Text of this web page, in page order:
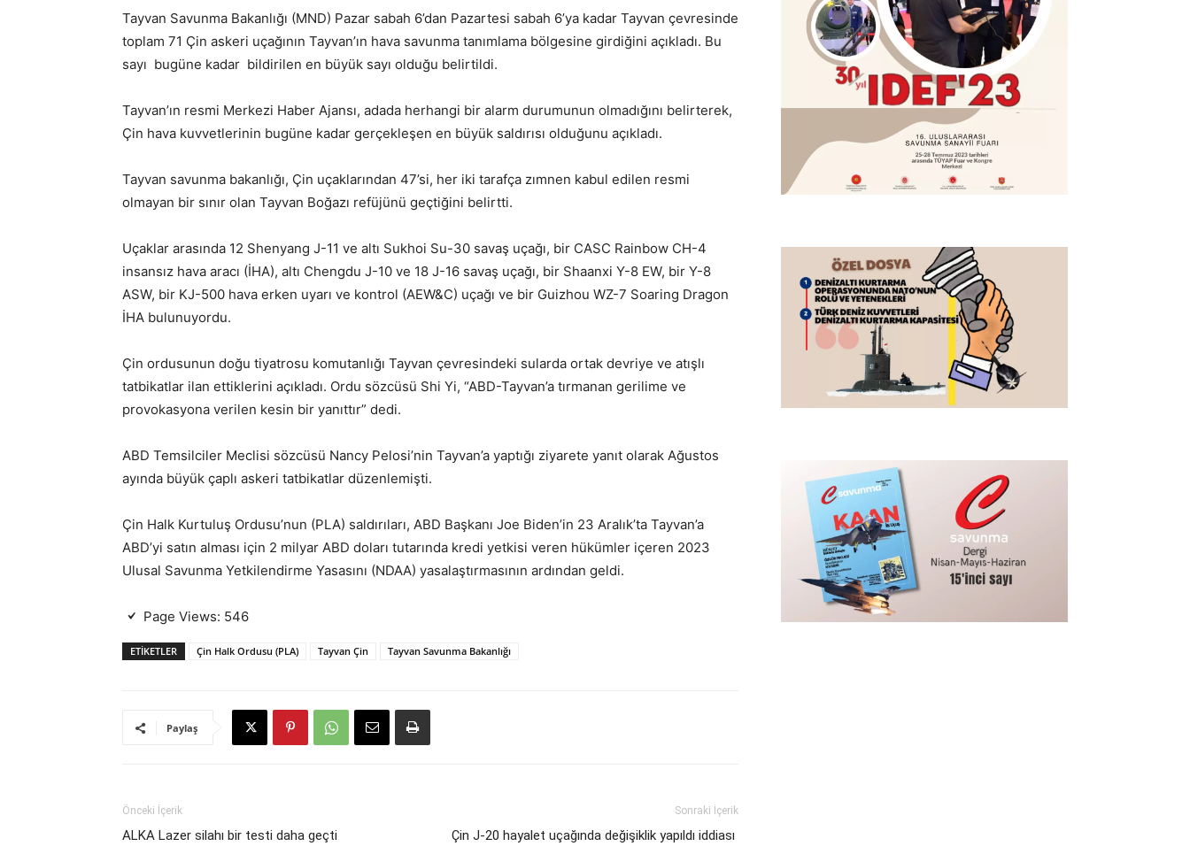
Tayvan Savunma Bakanlığı (MND) Pazar sabah 6’dan Pazartesi sabah 6’ya kadar Tayvan çevresinde
toplam 71 Çin askeri uçağının Tayvan’ın hava savunma tanımlama bölgesine girdiğini açıkladı. Bu
sayı bugüne kadar bildirilen en büyük sayı olduğu belirtildi.
Tayvan’ın resmi Merkezi Haber Ajansı, adada herhangi bir alarm durumunun olmadığını belirterek,
Çin hava kuvvetlerinin bugüne kadar gerçekleşen en büyük saldırısı olduğunu açıkladı.
Tayvan savunma bakanlığı, Çin uçaklarından 47’si, her iki tarafça zımnen kabul edilen resmi
olmayan bir sınır olan Tayvan Boğazı refüjünü geçtiğini belirtti.
Uçaklar arasında 12 Shenyang J-11 ve altı Sukhoi Su-30 savaş uçağı, bir CASC Rainbow CH-4
insansız hava aracı (İHA), altı Chengdu J-10 ve 18 J-16 savaş uçağı, bir Shaanxi Y-8 EW, bir Y-8
ASW, bir KJ-500 hava erken uyarı ve kontrol (AEW&C) uçağı ve bir Guizhou WZ-7 Soaring Dragon
İHA bulunuyordu.
Çin ordusunun doğu tiyatrosu komutanlığı Tayvan çevresindeki sularda ortak devriye ve atışlı
tatbikatlar ilan ettiklerini açıkladı. Ordu sözcüsü Shi Yi, “ABD-Tayvan’a tırmanan gerilime ve
provokasyona verilen kesin bir yanıttır” dedi.
ABD Temsilciler Meclisi sözcüsü Nancy Pelosi’nin Tayvan’a yaptığı ziyarete yanıt olarak Ağustos
ayında büyük çaplı askeri tatbikatlar düzenlemişti.
Çin Halk Kurtuluş Ordusu’nun (PLA) saldırıları, ABD Başkanı Joe Biden’in 23 Aralık’ta Tayvan’a
ABD’yi satın alması için 2 milyar ABD doları tutarında kredi yetkisi veren hükümler içeren 2023
Ulusal Savunma Yetkilendirme Yasasını (NDAA) yasalaştırmasının ardından geldi.
Page Views: 546
ETIKETLER Çin Halk Ordusu (PLA) Tayvan Çin Tayvan Savunma Bakanlığı
Paylaş
Önceki İçerik
ALKA Lazer silahı bir testi daha geçti
Sonraki İçerik
Çin J-20 hayalet uçağında değişiklik yapıldı iddiası